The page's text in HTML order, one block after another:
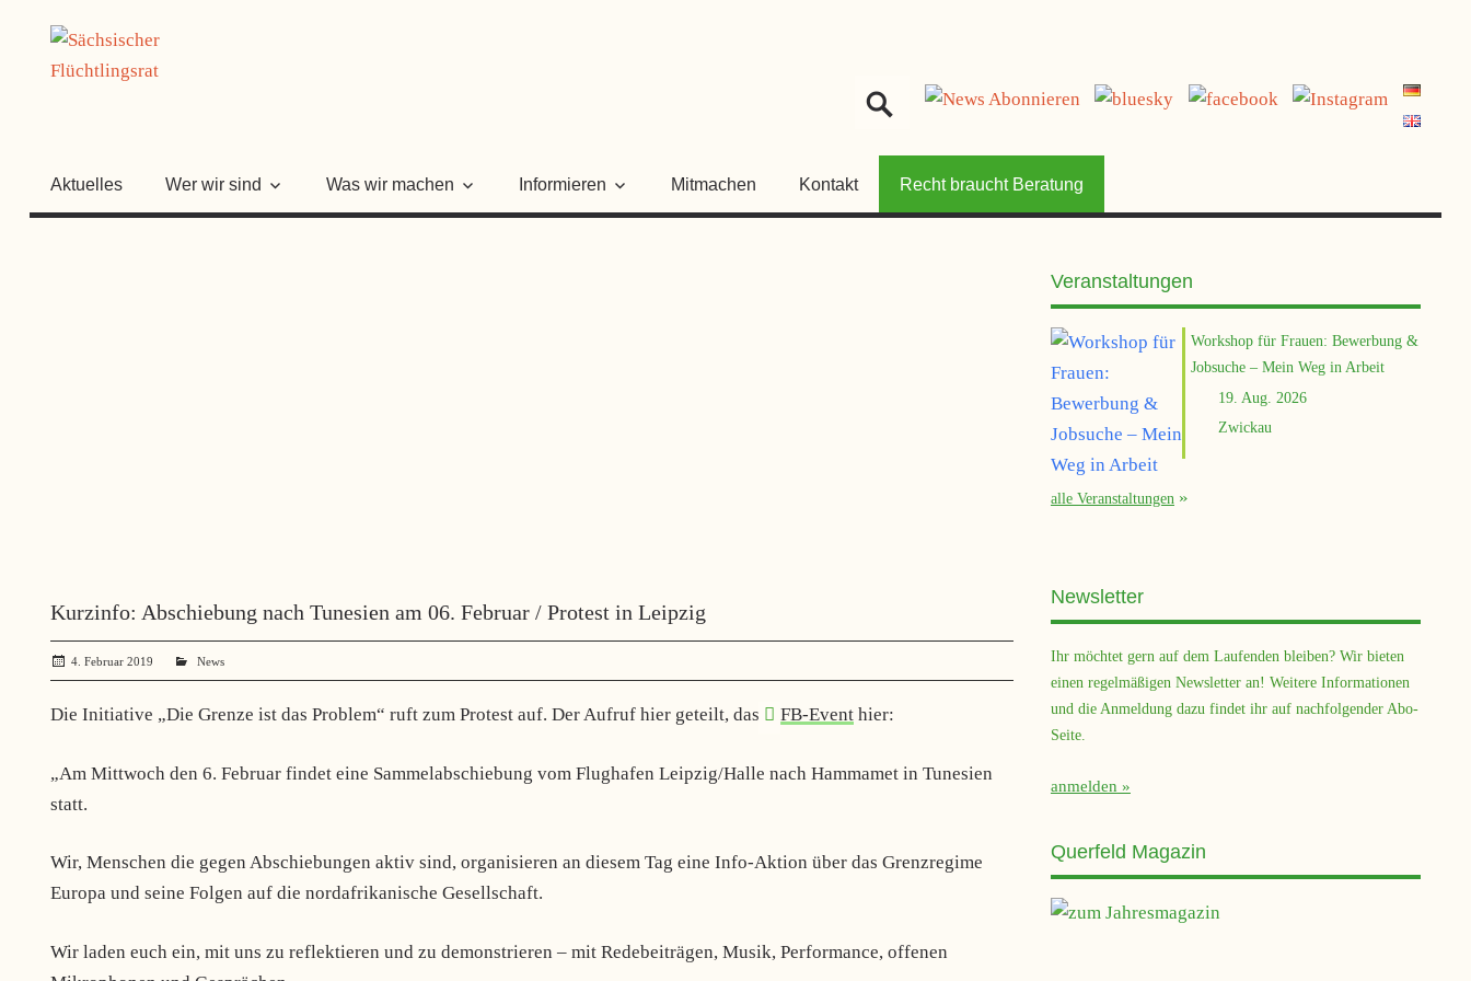
springen
Aktuelles Wer wir sind Was wir machen Informieren Mitmachen Kontakt Recht braucht Beratung
Kurzinfo: Abschiebung nach Tunesien am 06. Februar / Protest in Leipzig
4. Februar 2019 administrator
News
Die Initiative „Die Grenze ist das Problem“ ruft zum Protest auf. Der Aufruf hier geteilt, das FB-Event hier:
„Am Mittwoch den 6. Februar findet eine Sammelabschiebung vom Flughafen Leipzig/Halle nach Hammamet in Tunesien
statt.
Wir, Menschen die gegen Abschiebungen aktiv sind, organisieren an diesem Tag eine Info-Aktion über das Grenzregime
Europa und seine Folgen auf die nordafrikanische Gesellschaft.
Wir laden euch ein, mit uns zu reflektieren und zu demonstrieren – mit Redebeiträgen, Musik, Performance, offenen
Veranstaltungen
Workshop für Frauen: Bewerbung &
Jobsuche – Mein Weg in Arbeit
19. Aug. 2026
Zwickau
alle Veranstaltungen
Newsletter
Ihr möchtet gern auf dem Laufenden bleiben? Wir bieten
einen regelmäßigen Newsletter an! Weitere Informationen
und die Anmeldung dazu findet ihr auf nachfolgender Abo-
Seite.
anmelden
Querfeld Magazin